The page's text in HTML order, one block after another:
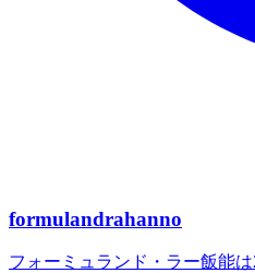
formulandrahanno
フォーミュランド・ラー飯能